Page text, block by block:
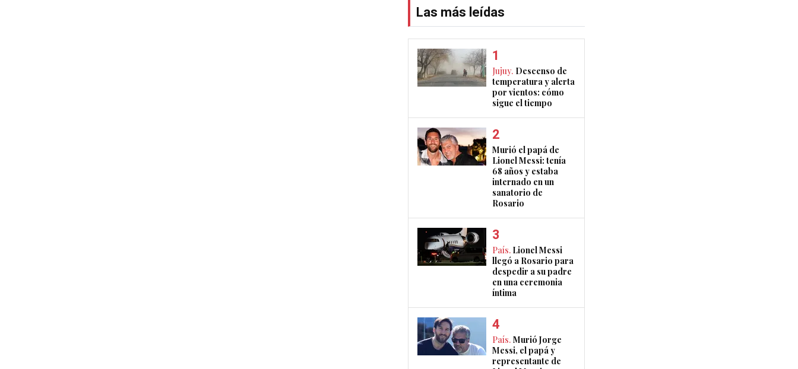
Las más leídas
Jujuy. Descenso de
temperatura y alerta
por vientos: cómo
sigue el tiempo
Murió el papá de
Lionel Messi: tenía
68 años y estaba
internado en un
sanatorio de
Rosario
País. Lionel Messi
llegó a Rosario para
despedir a su padre
en una ceremonia
íntima
País. Murió Jorge
Messi, el papá y
representante de